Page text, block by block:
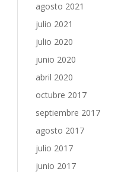
agosto 2021
julio 2021
julio 2020
junio 2020
abril 2020
octubre 2017
septiembre 2017
agosto 2017
julio 2017
junio 2017